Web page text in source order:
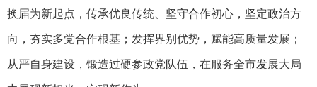
换届为新起点，传承优良传统、坚守合作初心，坚定政治方
向，夯实多党合作根基；发挥界别优势，赋能高质量发展；
从严自身建设，锻造过硬参政党队伍，在服务全市发展大局